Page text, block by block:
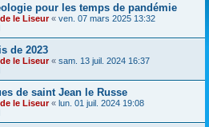
pour les temps de pandémie
le Liseur« ven. 07 mars 2025 13:32
de 2023
le Liseur« sam. 13 juil. 2024 16:37
de saint Jean le Russe
le Liseur« lun. 01 juil. 2024 19:08